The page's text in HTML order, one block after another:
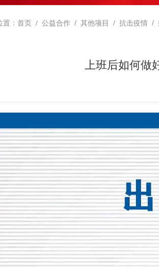
： 首页 / 公益合作 / 其他项目 / 抗击疫情 /
上班后如何做
深处出发！「首届开源英
营
以代码筑梦AI，
杯”全国青少年
评阶段）圆满举
2026-07-21